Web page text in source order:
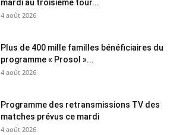
mardi au troisième tour...
4 août 2026
Plus de 400 mille familles bénéficiaires du
programme « Prosol »...
4 août 2026
Programme des retransmissions TV des
matches prévus ce mardi
4 août 2026